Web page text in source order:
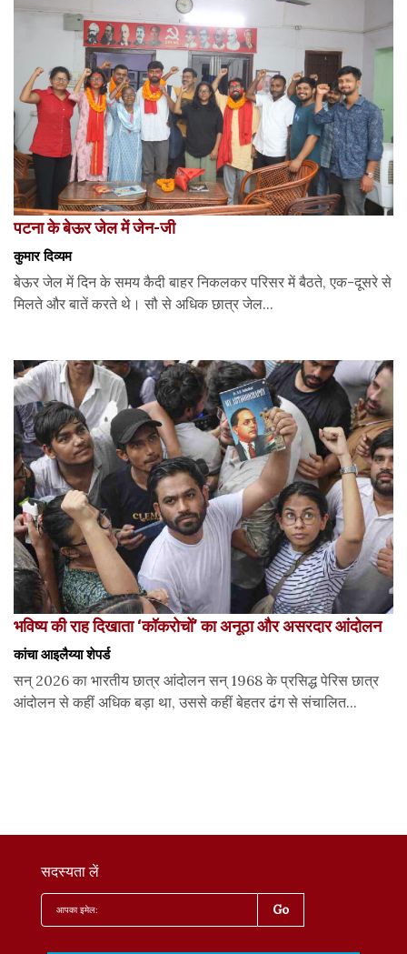
पटना के बेऊर जेल में जेन-जी
कुमार दिव्यम
बेऊर जेल में दिन के समय कैदी बाहर निकलकर परिसर में बैठते, एक-दूसरे से
मिलते और बातें करते थे। सौ से अधिक छात्र जेल...
भविष्य की राह दिखाता ‘कॉकरोचों’ का अनूठा और असरदार आंदोलन
कांचा आइलैय्या शेपर्ड
सन् 2026 का भारतीय छात्र आंदोलन सन् 1968 के प्रसिद्ध पेरिस छात्र
आंदोलन से कहीं अधिक बड़ा था, उससे कहीं बेहतर ढंग से संचालित...
सदस्यता लें